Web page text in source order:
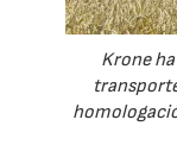
Krone